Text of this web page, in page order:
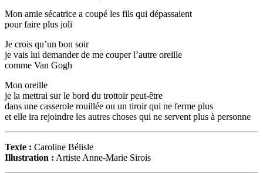
Mon amie sécatrice a coupé les fils qui dépassaient
pour faire plus joli
Je crois qu’un bon soir
je vais lui demander de me couper l’autre oreille
comme Van Gogh
Mon oreille
je la mettrai sur le bord du trottoir peut-être
dans une casserole rouillée ou un tiroir qui ne ferme plus
et elle ira rejoindre les autres choses qui ne servent plus à personne
Texte : Caroline Bélisle
Illustration : Artiste Anne-Marie Sirois